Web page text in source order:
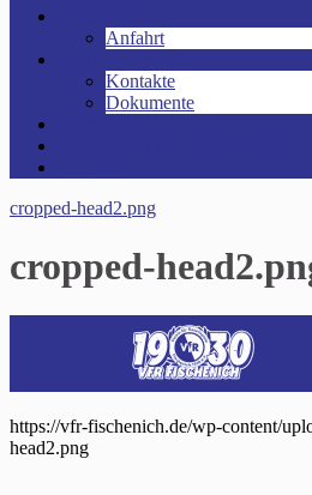
Anfahrt
Kontakte
Dokumente
cropped-head2.png
cropped-
https://vfr-fischenich.de/wp-content/
head2.png